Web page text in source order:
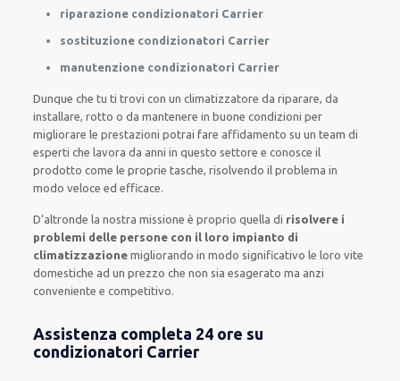
riparazione condizionatori Carrier
sostituzione condizionatori Carrier
manutenzione condizionatori Carrier
Dunque che tu ti trovi con un climatizzatore da riparare, da
installare, rotto o da mantenere in buone condizioni per
migliorare le prestazioni potrai fare affidamento su un team di
esperti che lavora da anni in questo settore e conosce il
prodotto come le proprie tasche, risolvendo il problema in
modo veloce ed efficace.
D’altronde la nostra missione è proprio quella di risolvere i
problemi delle persone con il loro impianto di
climatizzazione migliorando in modo significativo le loro vite
domestiche ad un prezzo che non sia esagerato ma anzi
conveniente e competitivo.
Assistenza completa 24 ore su
condizionatori Carrier